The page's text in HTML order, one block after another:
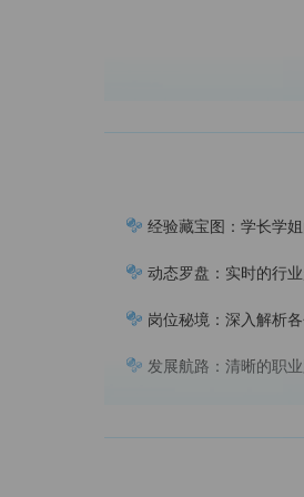
经验藏宝图：学长学
动态罗盘：实时的行
岗位秘境：深入解析
发展航路：清晰的职业